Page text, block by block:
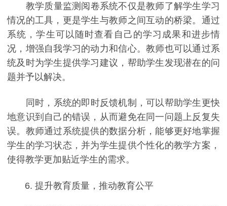
教学质量监测阅卷系统不仅是教师了解学生学习
情况的工具，更是学生与教师之间互动的桥梁。通过
系统，学生可以随时查看自己的学习成果和进步情
况，增强自我学习的动力和信心。教师也可以通过系
统及时为学生提供学习建议，帮助学生发现潜在的问
题并予以解决。
同时，系统的即时反馈机制，可以帮助学生更快
地意识到自己的错误，从而避免在同一问题上反复失
误。教师通过系统提供的数据分析，能够更好地掌握
学生的学习状态，并为学生提供个性化的教学方案，
使得教学更加贴近学生的需求。
6. 提升教育质量，推动教育公平